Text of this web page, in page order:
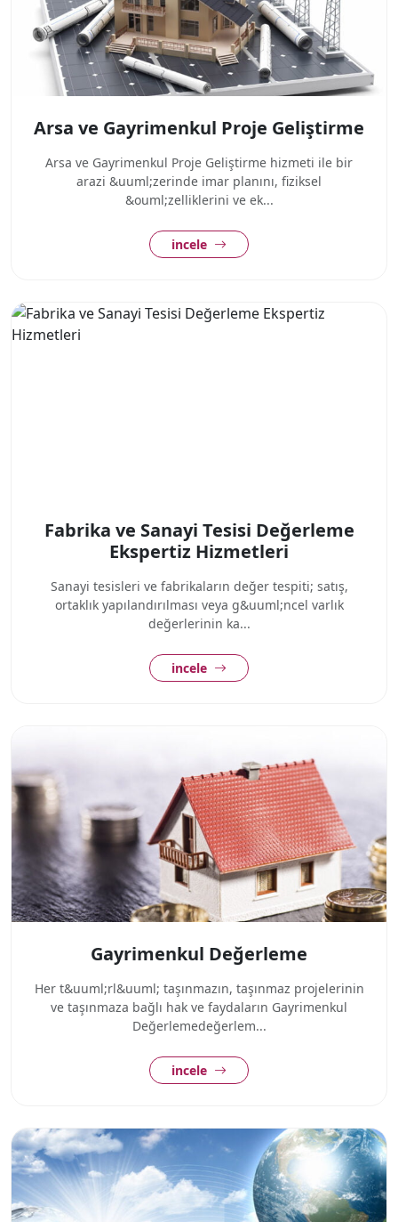
Arsa ve Gayrimenkul Proje Geliştirme
Arsa ve Gayrimenkul Proje Geliştirme hizmeti ile bir
arazi &uuml;zerinde imar planını, fiziksel
&ouml;zelliklerini ve ek...
incele
Fabrika ve Sanayi Tesisi Değerleme
Ekspertiz Hizmetleri
Sanayi tesisleri ve fabrikaların değer tespiti; satış,
ortaklık yapılandırılması veya g&uuml;ncel varlık
değerlerinin ka...
incele
Gayrimenkul Değerleme
Her t&uuml;rl&uuml; taşınmazın, taşınmaz projelerinin
ve taşınmaza bağlı hak ve faydaların Gayrimenkul
Değerlemedeğerlem...
incele